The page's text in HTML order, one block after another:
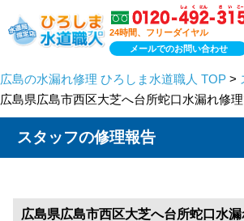
24時間、フリーダイヤル
メールでのお問い合わせ
広島の水漏れ修理 ひろしま水道職人 TOP >
広島県広島市西区大芝へ台所蛇口水漏れ修理
スタッフの修理報告
広島県広島市西区大芝へ台所蛇口水